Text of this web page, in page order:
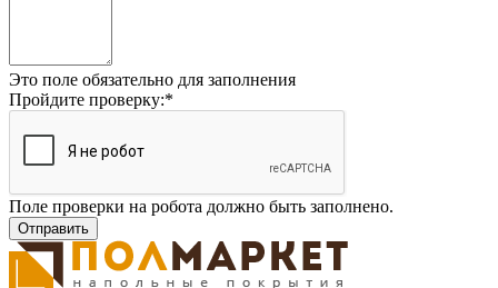
Это поле обязательно для заполнения
Пройдите проверку:*
Поле проверки на робота должно быть заполнено.